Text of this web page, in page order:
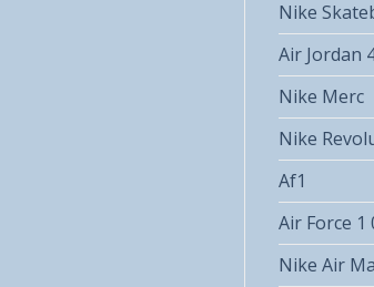
Nike
Air Jordan
Nike Merc
Nike
Af1
Air Force 1
Nike Air